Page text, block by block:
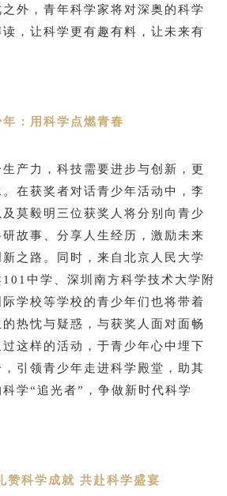
之外，青年科学家将对深奥的科学
，让科学更有趣有料，让未来有
：用科学点燃青春
产力，科技需要进步与创新，更
在获奖者对话青少年活动中，李
莫毅明三位获奖人将分别向青少
故事、分享人生经历，激励未来
之路。同时，来自北京人民大学
101中学、深圳南方科学技术大学附
学校等学校的青少年们也将带着
热忱与疑惑，与获奖人面对面畅
这样的活动，于青少年心中埋下
引领青少年走进科学殿堂，助其
学“追光者”，争做新时代科学
赞科学成就 共赴科学盛宴